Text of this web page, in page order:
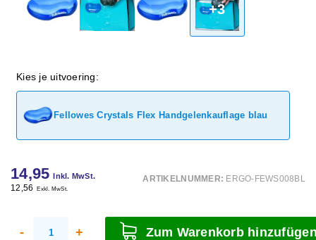
+3
Kies je uitvoering:
Fellowes Crystals Flex Handgelenkauflage blau
14,95 Inkl. MwSt.
12,56 Exkl. MwSt.
ARTIKELNUMMER: ERGO-FEWS008BL
- + Zum Warenkorb